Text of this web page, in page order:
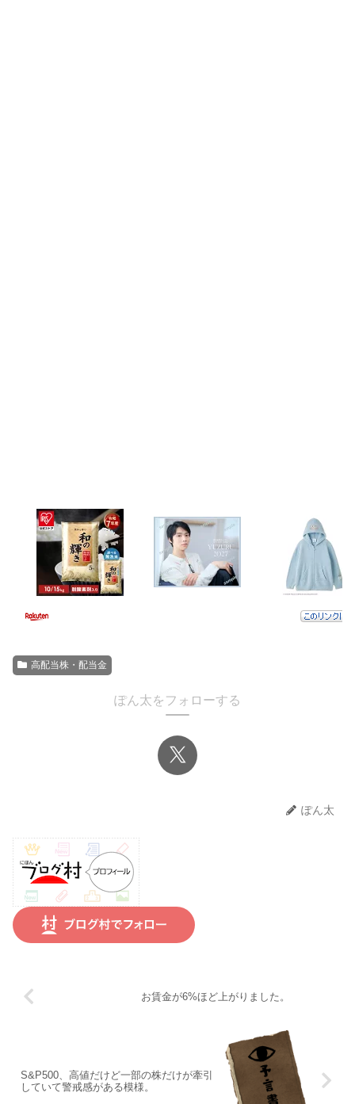
高配当株・配当金
ぽん太をフォローする
ぽん太
お賃金が6%ほど上がりました。
S&P500、高値だけど一部の株だけが牽引
していて警戒感がある模様。